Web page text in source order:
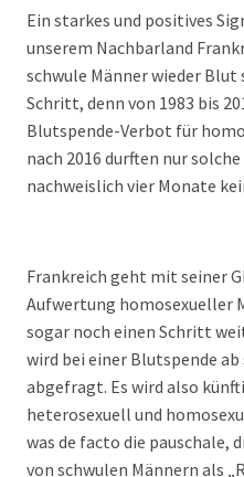
Ein starkes und positives
unserem Nachbarland
schwule Männer wieder
Schritt, denn von 1983 bis
Blutspende-Verbot für
nach 2016 durften nur
nachweislich vier Monate
Frankreich geht mit seiner
Aufwertung homosexueller
sogar noch einen Schritt
wird bei einer Blutspende
abgefragt. Es wird also
heterosexuell und
was de facto die pauschale,
von schwulen Männern als